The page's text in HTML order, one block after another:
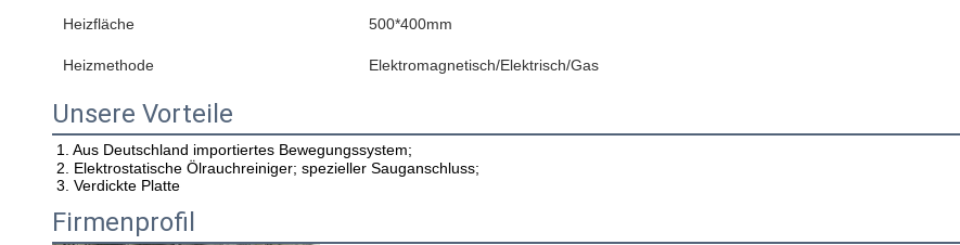
Heizfläche 500*400mm
Heizmethode Elektromagnetisch/Elektrisch/Gas
Unsere Vorteile
1. Aus Deutschland importiertes Bewegungssystem;
2. Elektrostatische Ölrauchreiniger; spezieller Sauganschluss;
3. Verdickte Platte
Firmenprofil